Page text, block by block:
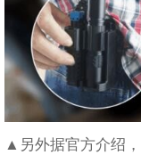
▲另外据官方介绍